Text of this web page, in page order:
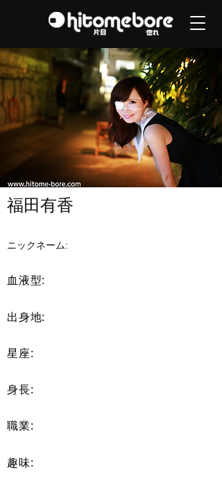
ニックネーム:
福田有香
血液型:
出身地:
星座:
身長:
職業:
趣味: